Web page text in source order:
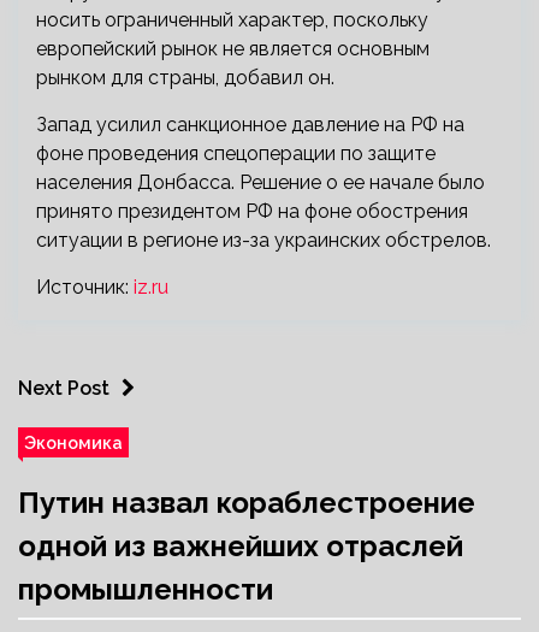
носить ограниченный характер, поскольку
европейский рынок не является основным
рынком для страны, добавил он.
Запад усилил санкционное давление на РФ на
фоне проведения спецоперации по защите
населения Донбасса. Решение о ее начале было
принято президентом РФ на фоне обострения
ситуации в регионе из-за украинских обстрелов.
Источник: iz.ru
Next Post
Экономика
Путин назвал кораблестроение
одной из важнейших отраслей
промышленности